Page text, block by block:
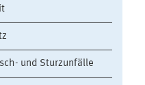
und Sturzunfälle